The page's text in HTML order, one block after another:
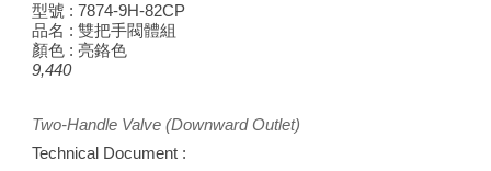
型號 :7874-9H-82CP
品名 : 雙把手閥體組
顏色 : 亮鉻色
9,440
Two-Handle Valve (Downward Outlet)
Technical Document :